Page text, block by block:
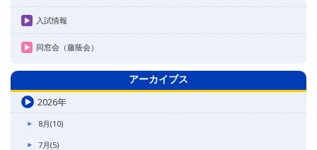
入試情報
同窓会（藤蔭会）
アーカイブス
2026年
8月(10)
7月(5)